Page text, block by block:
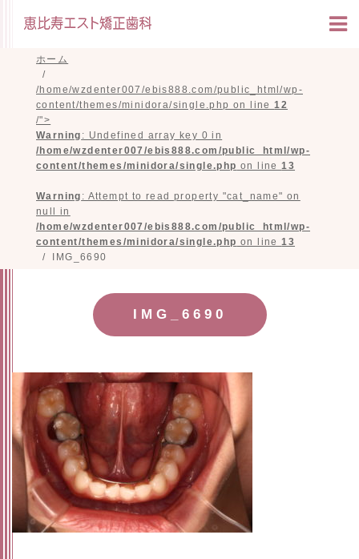
ホーム
/home/wzdenter007/ebis888.com/public_html/wp-
content/themes/minidora/single.php on line12
/">
Warning : Undefined array key 0 in
/home/wzdenter007/ebis888.com/public_html/wp-
content/themes/minidora/single.php on line13
Warning : Attempt to read property "cat_name" on
null in
/home/wzdenter007/ebis888.com/public_html/wp-
content/themes/minidora/single.php on line13
IMG_6690
IMG_6690